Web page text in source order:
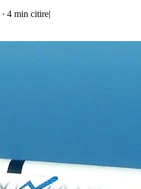
· 4 min citire|